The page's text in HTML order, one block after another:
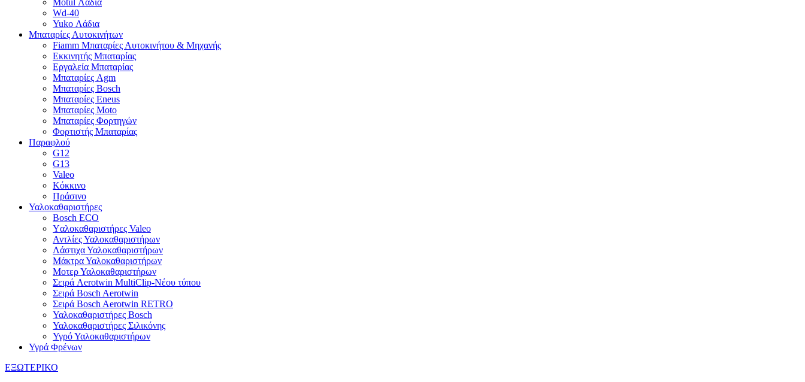
Motul Λάδια
Wd-40
Yuko Λάδια
Μπαταρίες Αυτοκινήτων
Fiamm Μπαταρίες Αυτοκινήτου & Μηχανής
Εκκινητής Μπαταρίας
Εργαλεία Μπαταρίας
Μπαταρίες Agm
Μπαταρίες Bosch
Μπαταρίες Eneus
Μπαταρίες Moto
Μπαταρίες Φορτηγών
Φορτιστής Μπαταρίας
Παραφλού
G12
G13
Valeo
Κόκκινο
Πράσινο
Υαλοκαθαριστήρες
Bosch ECO
Yαλοκαθαριστήρες Valeo
Αντλίες Υαλοκαθαριστήρων
Λάστιχα Υαλοκαθαριστήρων
Μάκτρα Υαλοκαθαριστήρων
Μοτερ Υαλοκαθαριστήρων
Σειρά Aerotwin MultiClip-Νέου τύπου
Σειρά Bosch Aerotwin
Σειρά Bosch Aerotwin RETRO
Υαλοκαθαριστήρες Bosch
Υαλοκαθαριστήρες Σιλικόνης
Υγρό Υαλοκαθαριστήρων
Υγρά Φρένων
ΕΞΩΤΕΡΙΚΟ